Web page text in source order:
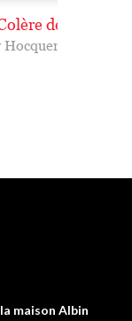
de l'agneau
maison Albin